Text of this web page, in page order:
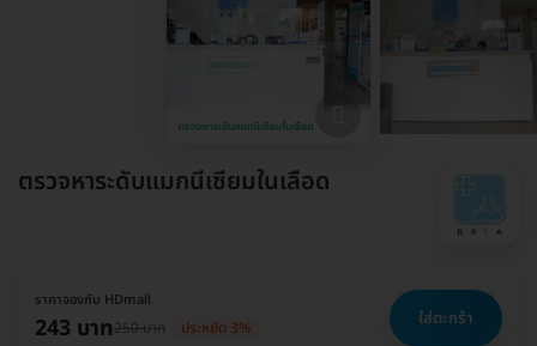
ตรวจหาระดับแมกนีเซียมในเลือด
ราคาจองกับ HDmall
243 บาท250 บาท ประหยัด 3% ใส่ตะกร้า